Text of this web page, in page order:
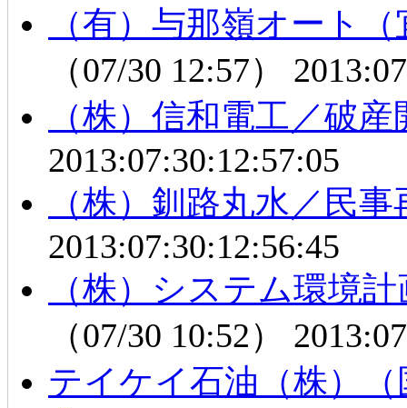
（有）与那嶺オート
（07/30 12:57）
（株）信和電工／破
2013:07:30:12:57:05
（株）釧路丸水／民
2013:07:30:12:56:45
（株）システム環境
（07/30 10:52）
テイケイ石油（株）